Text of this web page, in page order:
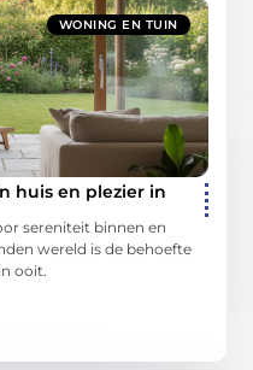
WONING EN TUIN
huis en plezier in
sereniteit binnen en
wereld is de behoefte
ooit.